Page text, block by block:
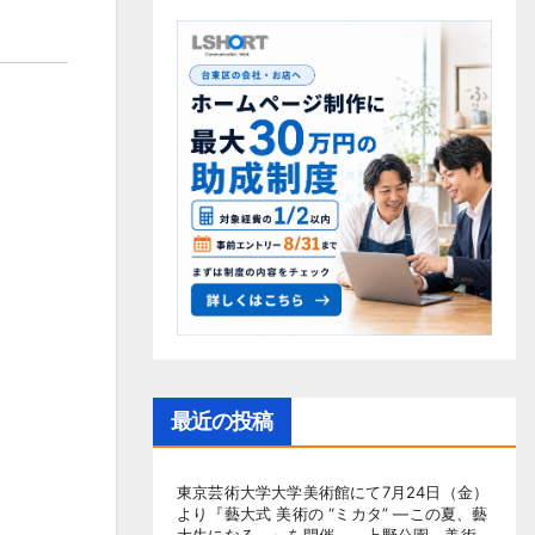
最近の投稿
東京芸術大学大学美術館にて7月24日（金）
より『藝大式 美術の “ミカタ” ―この夏、藝